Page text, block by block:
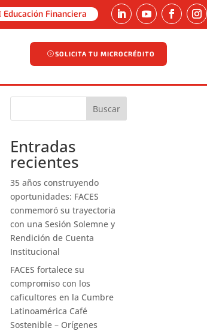
Educación Financiera
SOLICITA TU MICROCRÉDITO
SOLICITA TU MICROCRÉDITO
Buscar
Entradas
recientes
35 años construyendo
oportunidades: FACES
conmemoró su trayectoria
con una Sesión Solemne y
Rendición de Cuenta
Institucional
FACES fortalece su
compromiso con los
caficultores en la Cumbre
Latinoamérica Café
Sostenible – Orígenes